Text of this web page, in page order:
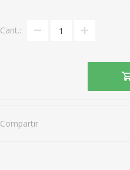
Cant.:
Compartir